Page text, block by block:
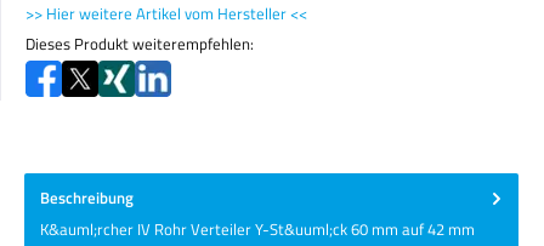
>> Hier weitere Artikel vom Hersteller <<
Dieses Produkt weiterempfehlen:
Beschreibung
K&auml;rcher IV Rohr Verteiler Y-St&uuml;ck 60 mm auf 42 mm